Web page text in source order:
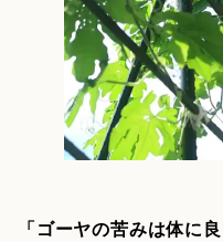
「ゴーヤの苦みは体に